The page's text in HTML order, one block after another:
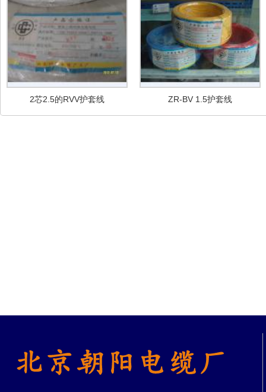
2芯2.5的RVV护套线 ZR-BV 1.5护套线